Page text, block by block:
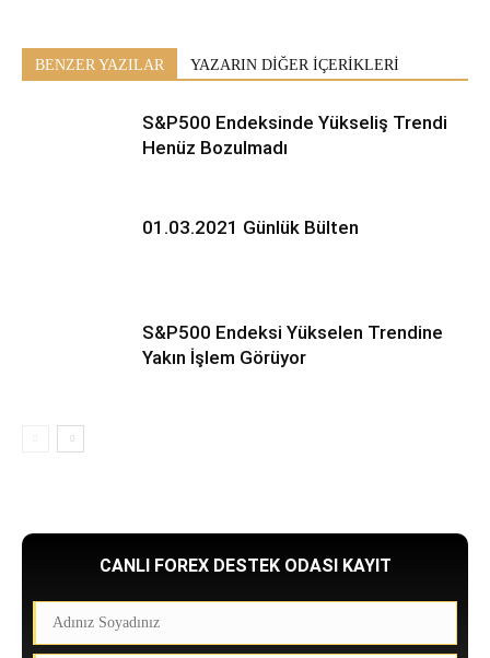
BENZER YAZILAR YAZARIN DİĞER İÇERİKLERİ
S&P500 Endeksinde Yükseliş Trendi
Henüz Bozulmadı
01.03.2021 Günlük Bülten
S&P500 Endeksi Yükselen Trendine
Yakın İşlem Görüyor
CANLI FOREX DESTEK ODASI KAYIT